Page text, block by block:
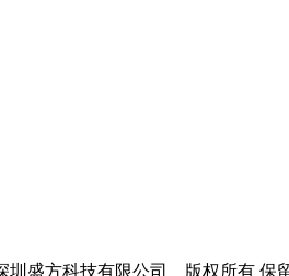
圳盛方科技有限公司 版权所有 保